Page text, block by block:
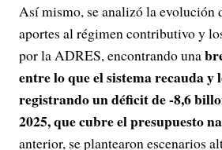
Así mismo, se analizó la evolución
aportes al régimen contributivo y
por la ADRES, encontrando una
entre lo que el sistema recauda y
registrando un déficit de -8,6
2025, que cubre el presupuesto
anterior, se plantearon escenarios